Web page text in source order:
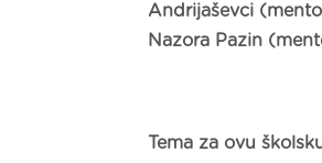
Andrijaševci
Nazora Pazin
Tema za ovu